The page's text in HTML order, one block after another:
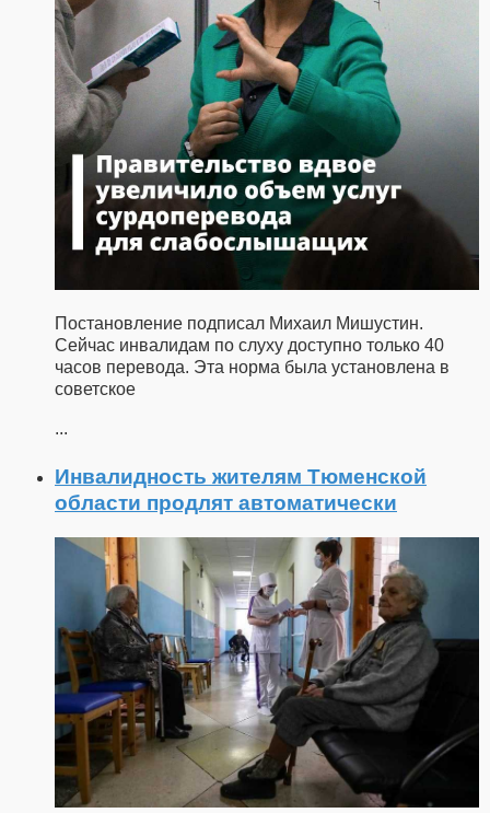
Постановление подписал Михаил Мишустин.
Сейчас инвалидам по слуху доступно только 40
часов перевода. Эта норма была установлена в
советское
...
Инвалидность жителям Тюменской
области продлят автоматически